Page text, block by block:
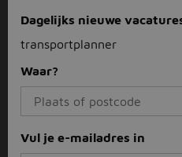
Dagelijks nieuwe
transportplanner
Waar?
Vul je e-mailadres in